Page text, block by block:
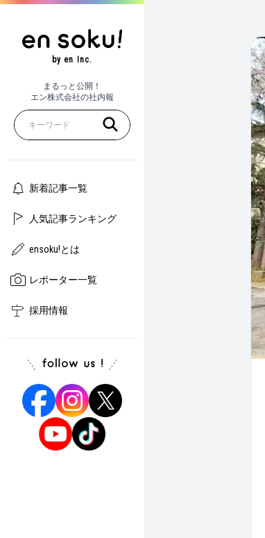
by en Inc.
まるっと公開！
エン株式会社の社内報
新着記事一覧
人気記事ランキング
ensoku!とは
レポーター一覧
採用情報